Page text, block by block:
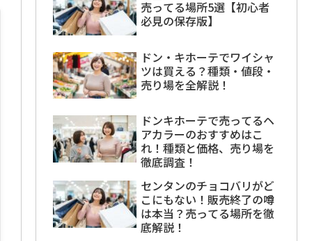
売ってる場所5選【初心者
必見の保存版】
ドン・キホーテでワイシャ
ツは買える？種類・値段・
売り場を全解説！
ドンキホーテで売ってるヘ
アカラーのおすすめはこ
れ！種類と価格、売り場を
徹底調査！
センタンのチョコバリがど
こにもない！販売終了の噂
は本当？売ってる場所を徹
底解説！